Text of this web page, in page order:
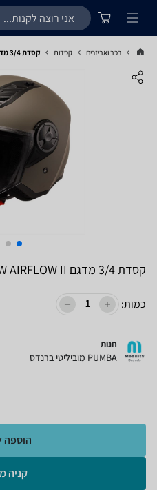
רכב ואביזרים קסדות קסדת 3/4 מדגם OF616 NEW AIRFLOW II צבע חול מט
קסדת 3/4 מדגם OF616 NEW AIRFLOW II צבע חול מט
כמות:
חנות
PUMBA מוביליטי ברנדס
קניה
הוספה